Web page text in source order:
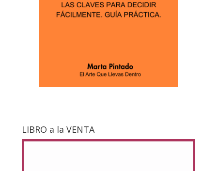
LIBRO a la VENTA